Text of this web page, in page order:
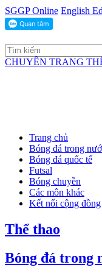
SGGP Online English
CHUYÊN TRANG
Trang chủ
Bóng đá trong
Bóng đá quốc tế
Futsal
Bóng chuyền
Các môn khác
Kết nối cộng đồng
Thể thao
Bóng đá trong